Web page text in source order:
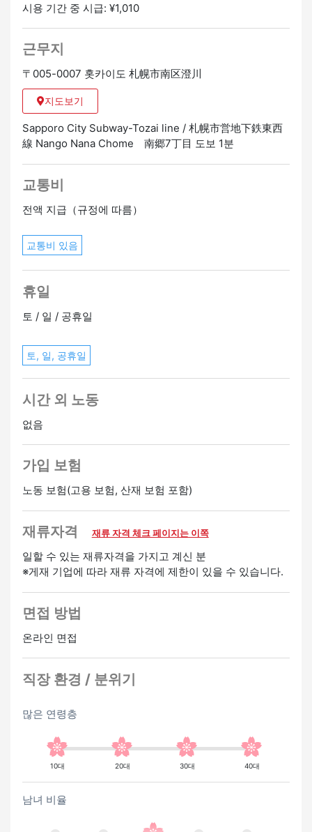
시용 기간 중 시급: ¥1,010
근무지
〒005-0007 홋카이도 札幌市南区澄川
지도보기
Sapporo City Subway-Tozai line / 札幌市営地下鉄東西
線 Nango Nana Chome 南郷7丁目 도보 1분
교통비
전액 지급（규정에 따름）
교통비 있음
휴일
토 / 일 / 공휴일
토, 일, 공휴일
시간 외 노동
없음
가입 보험
노동 보험(고용 보험, 산재 보험 포함)
재류자격 재류 자격 체크 페이지는 이쪽
일할 수 있는 재류자격을 가지고 계신 분
※게재 기업에 따라 재류 자격에 제한이 있을 수 있습니다.
면접 방법
온라인 면접
직장 환경 / 분위기
많은 연령층
10대 20대 30대 40대
남녀 비율